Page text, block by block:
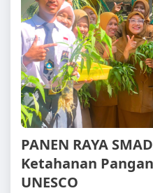
PANEN RAYA
Ketahanan
UNESCO